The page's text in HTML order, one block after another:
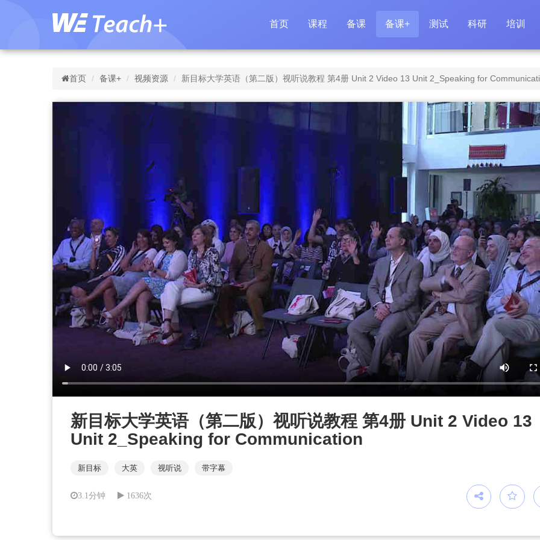
首页 课程 备课 备课+ 测试 科研 培训
首页 备课+ 视频资源 新目标大学英语（第二版）视听说教程 第4册 Unit 2 Video 13 Unit 2_Speaking for
新目标大学英语（第二版）视听说教程 第4册 Unit 2 Video 13
Unit 2_Speaking for Communication
新目标 大英 视听说 带字幕
3.1分钟 1636次